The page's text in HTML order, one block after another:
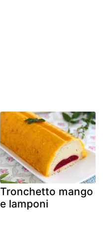
Tronchetto mango
e lamponi